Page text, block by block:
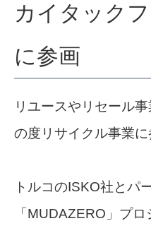
カイタック
に参画
リユースやリセール
の度リサイクル事業に
トルコのISKO社とパ
「MUDAZERO」プ